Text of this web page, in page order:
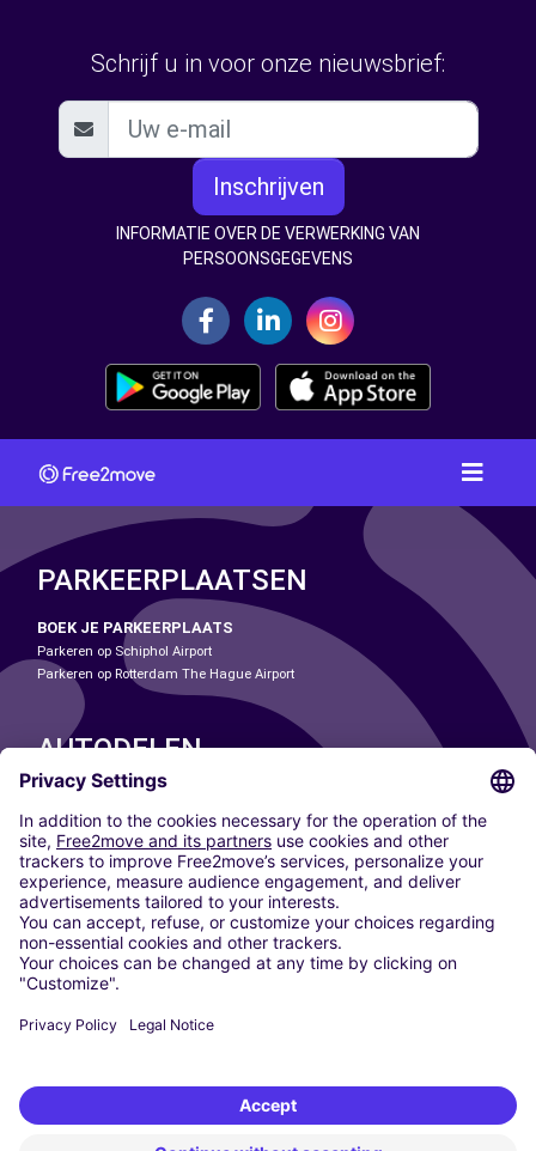
Schrijf u in voor onze nieuwsbrief:
Inschrijven
INFORMATIE OVER DE VERWERKING VAN
PERSOONSGEGEVENS
PARKEERPLAATSEN
BOEK JE PARKEERPLAATS
Parkeren op Schiphol Airport
Parkeren op Rotterdam The Hague Airport
AUTODELEN
ONZE STEDEN
Paris
Madrid
Washington DC
Milaan
Rome
Turijn
Wenen
Berlijn
Düsseldorf